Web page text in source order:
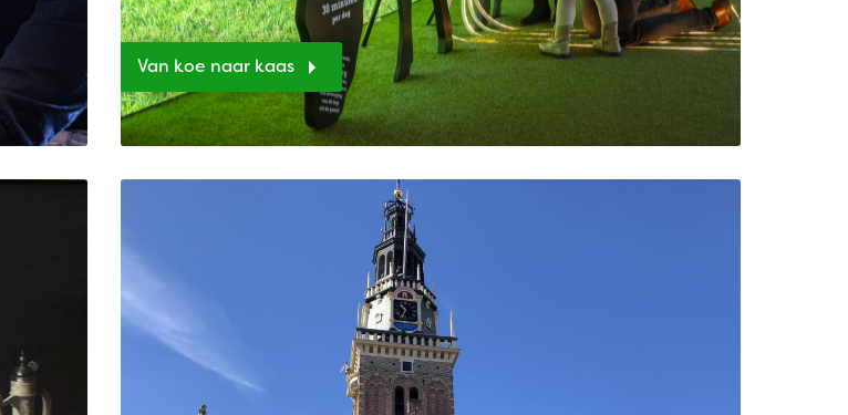
Van koe naar kaas